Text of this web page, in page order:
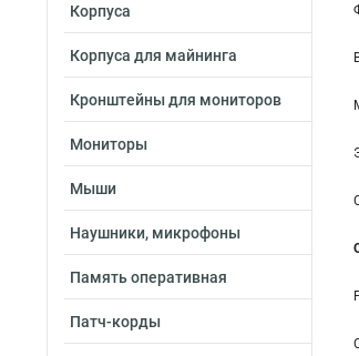
Корпуса
Корпуса для майнинга
Кронштейны для мониторов
Мониторы
Мыши
Наушники, микрофоны
Память оперативная
Патч-корды